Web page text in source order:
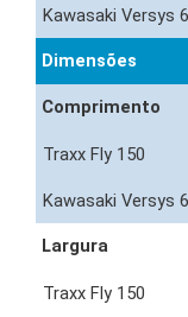
Dimensões
Comprimento
Largura